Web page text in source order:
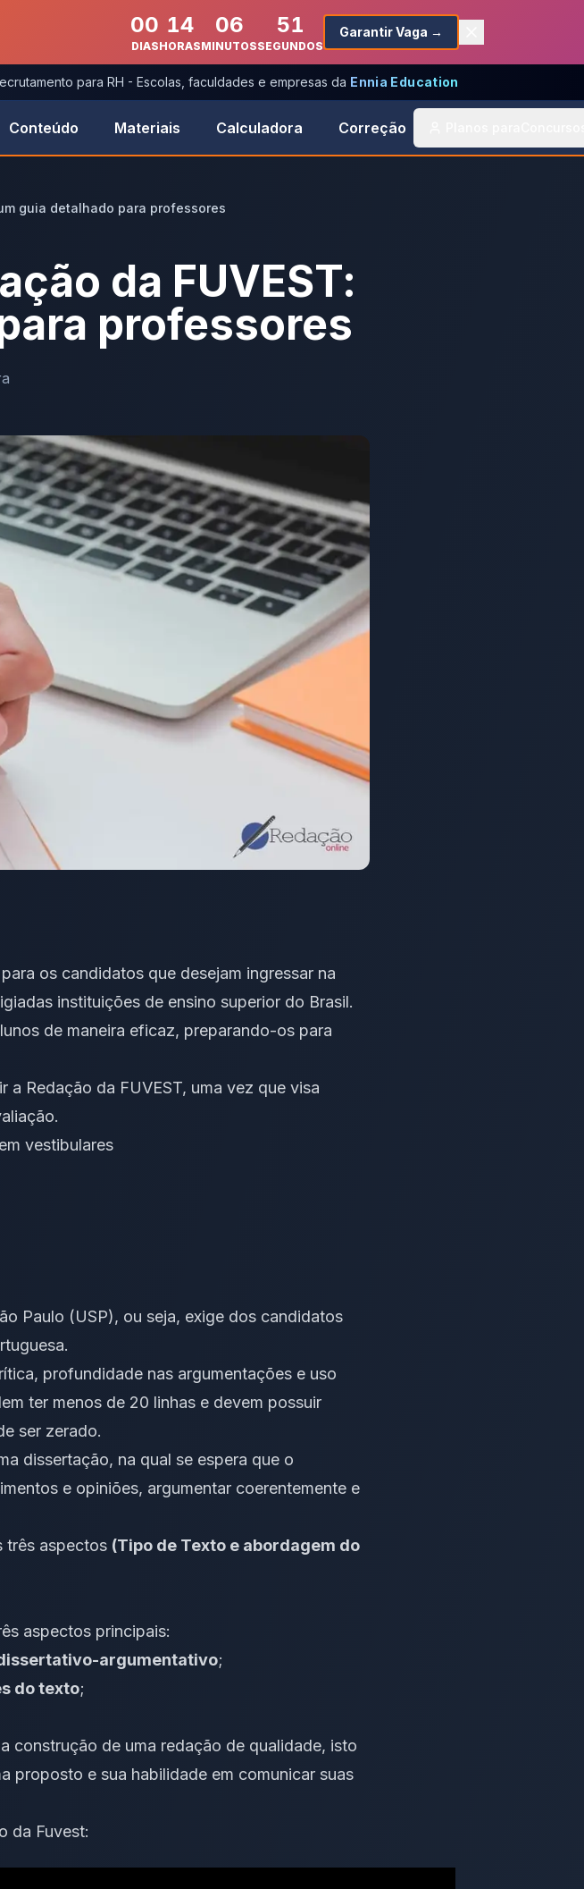
00
DIAS
14
HORAS
06
MINUTOS
51
SEGUNDOS
Garantir Vaga →
para RH - Escolas, faculdades e empresas da Ennia Education
Conteúdo Materiais Calculadora Correção
guia detalhado para professores
da FUVEST:
professores
os candidatos que desejam ingressar na
instituições de ensino superior do Brasil.
de maneira eficaz, preparando-os para
Redação da FUVEST, uma vez que visa
vestibulares
Paulo (USP), ou seja, exige dos candidatos
profundidade nas argumentações e uso
ter menos de 20 linhas e devem possuir
ser zerado.
dissertação, na qual se espera que o
e opiniões, argumentar coerentemente e
três aspectos (Tipo de Texto e abordagem do
aspectos principais:
argumentativo;
do texto;
construção de uma redação de qualidade, isto
proposto e sua habilidade em comunicar suas
da Fuvest: